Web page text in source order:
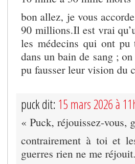
bon allez, je vous
90 millions.Il est vrai
les médecins qui ont pu
dans un bain de sang ;
pu fausser leur vision du
puck dit: 15 mars 2026 à
« Puck, réjouissez-vous,
contrairement à toi et
guerres rien ne me réjouit.